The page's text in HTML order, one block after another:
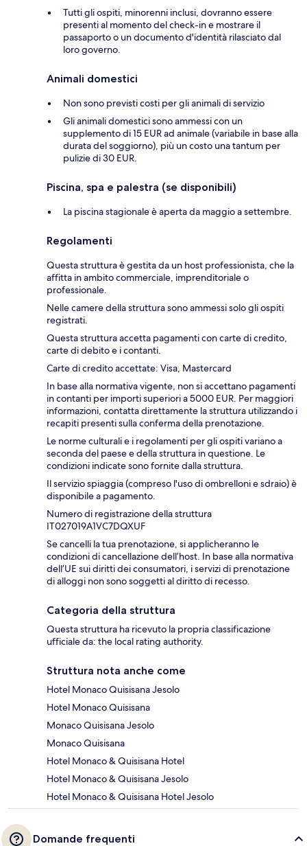
Tutti gli ospiti, minorenni inclusi, dovranno essere
presenti al momento del check-in e mostrare il
passaporto o un documento d'identità rilasciato dal
loro governo.
Animali domestici
Non sono previsti costi per gli animali di servizio
Gli animali domestici sono ammessi con un
supplemento di 15 EUR ad animale (variabile in base alla
durata del soggiorno), più un costo una tantum per
pulizie di 30 EUR.
Piscina, spa e palestra (se disponibili)
La piscina stagionale è aperta da maggio a settembre.
Regolamenti
Questa struttura è gestita da un host professionista, che la
affitta in ambito commerciale, imprenditoriale o
professionale.
Nelle camere della struttura sono ammessi solo gli ospiti
registrati.
Questa struttura accetta pagamenti con carte di credito,
carte di debito e i contanti.
Carte di credito accettate: Visa, Mastercard
In base alla normativa vigente, non si accettano pagamenti
in contanti per importi superiori a 5000 EUR. Per maggiori
informazioni, contatta direttamente la struttura utilizzando i
recapiti presenti sulla conferma della prenotazione.
Le norme culturali e i regolamenti per gli ospiti variano a
seconda del paese e della struttura in questione. Le
condizioni indicate sono fornite dalla struttura.
Il servizio spiaggia (compreso l'uso di ombrelloni e sdraio) è
disponibile a pagamento.
Numero di registrazione della struttura
IT027019A1VC7DQXUF
Se cancelli la tua prenotazione, si applicheranno le
condizioni di cancellazione dell’host. In base alla normativa
dell’UE sui diritti dei consumatori, i servizi di prenotazione
di alloggi non sono soggetti al diritto di recesso.
Categoria della struttura
Questa struttura ha ricevuto la propria classificazione
ufficiale da: the local rating authority.
Struttura nota anche come
Hotel Monaco Quisisana Jesolo
Hotel Monaco Quisisana
Monaco Quisisana Jesolo
Monaco Quisisana
Hotel Monaco & Quisisana Hotel
Hotel Monaco & Quisisana Jesolo
Hotel Monaco & Quisisana Hotel Jesolo
Domande frequenti